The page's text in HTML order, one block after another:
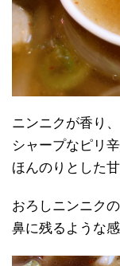
ニンニクが香り、
シャープなピリ辛
ほんのりとした
おろしニンニク
鼻に残るような感